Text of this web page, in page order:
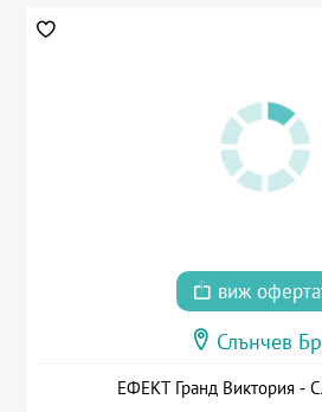
виж
Слънчев
ЕФЕКТ Гранд Виктория -